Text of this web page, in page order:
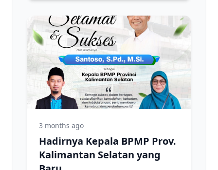
3 months ago
Hadirnya Kepala BPMP Prov.
Kalimantan Selatan yang